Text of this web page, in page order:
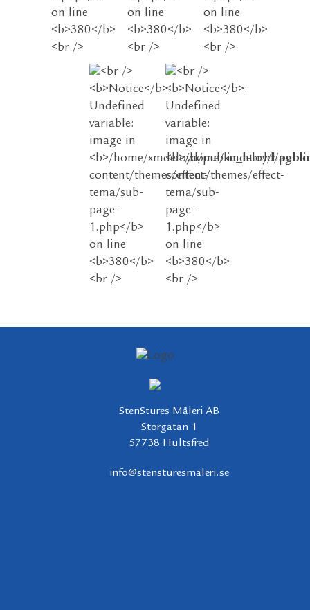
StenStures Måleri AB
Storgatan 1
57738 Hultsfred
info@stensturesmaleri.se